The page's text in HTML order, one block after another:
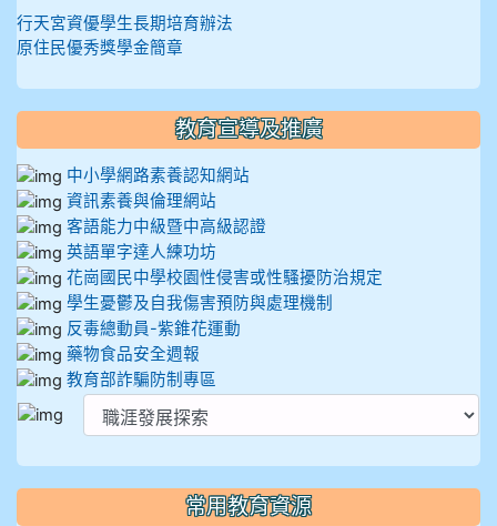
行天宮資優學生長期培育辦法
原住民優秀獎學金簡章
教育宣導及推廣
中小學網路素養認知網站
資訊素養與倫理網站
客語能力中級暨中高級認證
英語單字達人練功坊
花崗國民中學校園性侵害或性騷擾防治規定
學生憂鬱及自我傷害預防與處理機制
反毒總動員-紫錐花運動
藥物食品安全週報
教育部詐騙防制專區
常用教育資源